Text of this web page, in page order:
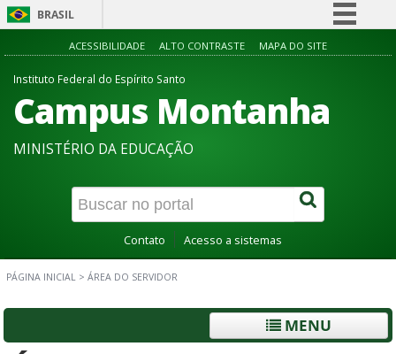
BRASIL
Simplifique!
Participe
Acesso à informação
Canais
ACESSIBILIDADE ALTO CONTRASTE MAPA DO SITE
Instituto Federal do Espírito Santo
Campus Montanha
MINISTÉRIO DA EDUCAÇÃO
Contato Acesso a sistemas
PÁGINA INICIAL > ÁREA DO SERVIDOR
MENU